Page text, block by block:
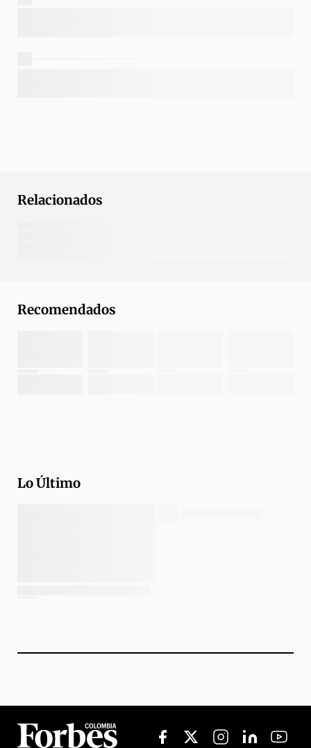
Relacionados
Recomendados
Lo Último